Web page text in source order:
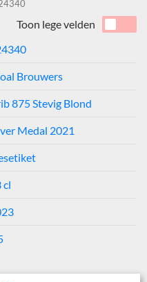
Toon lege velden
Brouwers
875 Stevig Blond
Medal 2021
cl